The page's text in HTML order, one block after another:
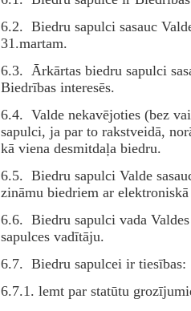
6.2. Biedru sapulci sasauc
31.martam.
6.3. Ārkārtas biedru sapulci
Biedrības interesēs.
6.4. Valde nekavējoties (bez
sapulci, ja par to rakstveidā,
kā viena desmitdaļa biedru.
6.5. Biedru sapulci Valde
zināmu biedriem ar
6.6. Biedru sapulci vada
sapulces vadītāju.
6.7. Biedru sapulcei ir tiesības:
6.7.1. lemt par statūtu